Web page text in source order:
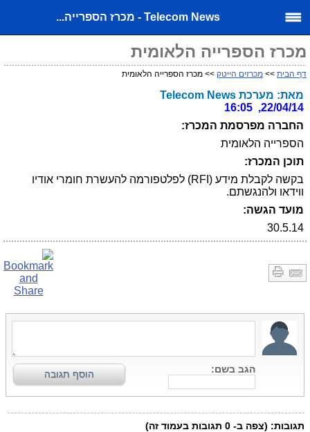
Telecom News - מכרז הספרייה...
מכרז הספרייה הלאומית
דף הבית >> מכרזים הייטק >> מכרז הספרייה הלאומית
מאת: מערכת Telecom News
22/04/14, 16:05
החברה מפרסמת המכרז:
הספרייה הלאומית
תוכן המכרז:
בקשה לקבלת מידע (RFI) לפלטפורמה להעשרת חומרי אודיו
ווידאו ולהנגשתם.
מועד הגשה:
30.5.14